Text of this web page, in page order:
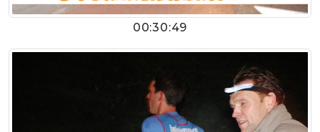
00:30:49